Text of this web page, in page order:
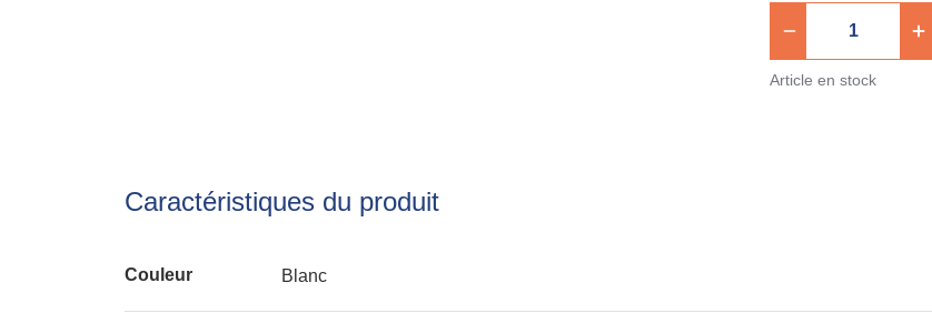
Article en stock
Caractéristiques du produit
Couleur Blanc